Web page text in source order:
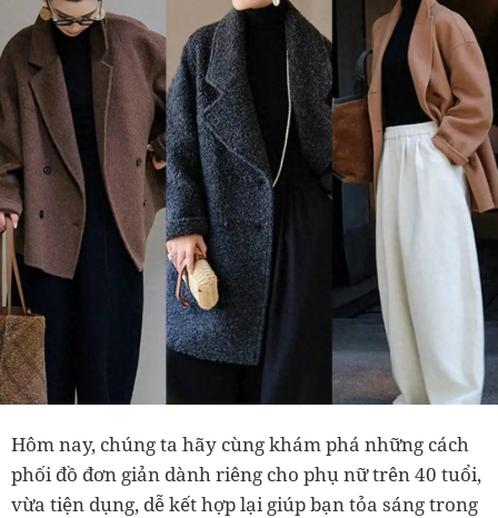
Hôm nay, chúng ta hãy cùng khám phá những cách
phối đồ đơn giản dành riêng cho phụ nữ trên 40 tuổi,
vừa tiện dụng, dễ kết hợp lại giúp bạn tỏa sáng trong